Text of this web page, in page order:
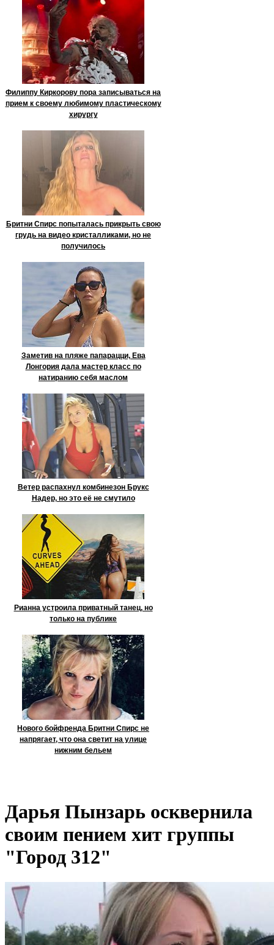
Филиппу Киркорову пора записываться на
прием к своему любимому пластическому
хирургу
Бритни Спирс попыталась прикрыть свою
грудь на видео кристалликами, но не
получилось
Заметив на пляже папарацци, Ева
Лонгория дала мастер класс по
натиранию себя маслом
Ветер распахнул комбинезон Брукс
Надер, но это её не смутило
Рианна устроила приватный танец, но
только на публике
Нового бойфренда Бритни Спирс не
напрягает, что она светит на улице
нижним бельем
Дарья Пынзарь осквернила
своим пением хит группы
"Город 312"